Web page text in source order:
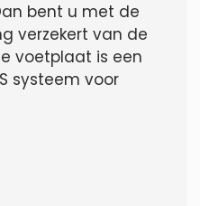
bent u met de
verzekert van de
voetplaat is een
systeem voor